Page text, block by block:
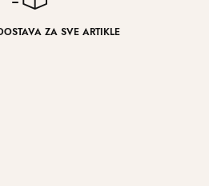
ZA SVE ARTIKLE